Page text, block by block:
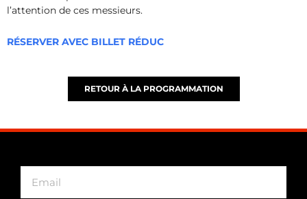
l’attention de ces messieurs.
RÉSERVER AVEC BILLET RÉDUC
RETOUR À LA PROGRAMMATION